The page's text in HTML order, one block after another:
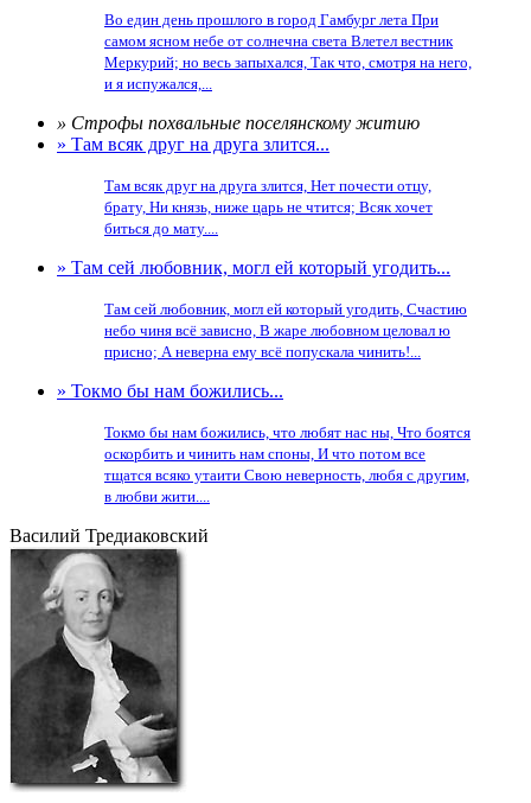
Во един день прошлого в город Гамбург лета При
самом ясном небе от солнечна света Влетел вестник
Меркурий; но весь запыхался, Так что, смотря на него,
и я испужался,...
» Строфы похвальные поселянскому житию
» Там всяк друг на друга злится...
Там всяк друг на друга злится, Нет почести отцу,
брату, Ни князь, ниже царь не чтится; Всяк хочет
биться до мату....
» Там сей любовник, могл ей который угодить...
Там сей любовник, могл ей который угодить, Счастию
небо чиня всё зависно, В жаре любовном целовал ю
присно; А неверна ему всё попускала чинить!...
» Токмо бы нам божились...
Токмо бы нам божились, что любят нас ны, Что боятся
оскорбить и чинить нам споны, И что потом все
тщатся всяко утаити Свою неверность, любя с другим,
в любви жити....
Василий Тредиаковский